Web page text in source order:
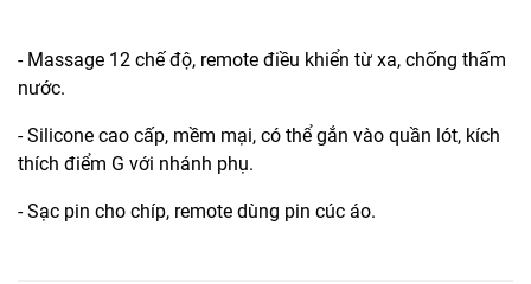
- Massage 12 chế độ, remote điều khiển từ xa, chống thấm
nước.
- Silicone cao cấp, mềm mại, có thể gắn vào quần lót, kích
thích điểm G với nhánh phụ.
- Sạc pin cho chíp, remote dùng pin cúc áo.